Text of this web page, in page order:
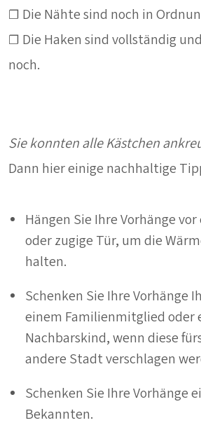
☐ Die Nähte sind noch in
☐ Die Haken sind vollständig
noch.
Sie konnten alle Kästchen
Dann hier einige nachhaltige
Hängen Sie Ihre Vorhänge
oder zugige Tür, um die
halten.
Schenken Sie Ihre Vorhänge
einem Familienmitglied oder
Nachbarskind, wenn diese
andere Stadt verschlagen
Schenken Sie Ihre Vorhänge
Bekannten.